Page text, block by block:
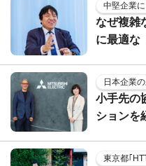
中堅企業
なぜ複雑
に最適な
日本企業
小手先の
ションを
東京都｢